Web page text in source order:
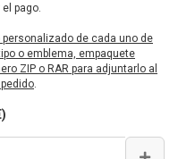
pago.
de cada uno de
o emblema, empaquete
ZIP o RAR para adjuntarlo al
.